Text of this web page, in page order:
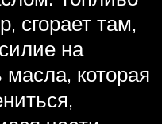
сгорает там,
на
которая